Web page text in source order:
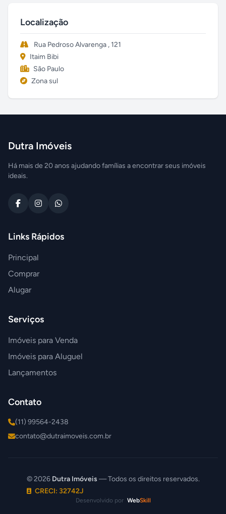
Localização
Rua Pedroso Alvarenga , 121
Itaim Bibi
São Paulo
Zona sul
Dutra Imóveis
Há mais de 20 anos ajudando famílias a encontrar seus imóveis
ideais.
Links Rápidos
Principal
Comprar
Alugar
Serviços
Imóveis para Venda
Imóveis para Aluguel
Lançamentos
Contato
(11) 99564-2438
contato@dutraimoveis.com.br
© 2026 Dutra Imóveis — Todos os direitos reservados.
CRECI: 32742J
Desenvolvido por WebSkill